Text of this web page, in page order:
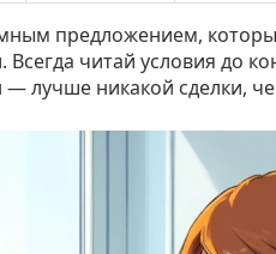
предложением,
читай условия до
лучше никакой сделки,